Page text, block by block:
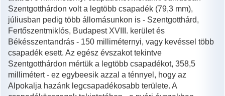
Szentgotthárdon volt a legtöbb csapadék (79,3 mm),
júliusban pedig több állomásunkon is - Szentgotthárd,
Fertőszentmiklós, Budapest XVIII. kerület és
Békésszentandrás - 150 milliméternyi, vagy kevéssel több
csapadék esett. Az egész évszakot tekintve
Szentgotthárdon mértük a legtöbb csapadékot, 358,5
millimétert - ez egybeesik azzal a ténnyel, hogy az
Alpokalja hazánk legcsapadékosabb területe. A